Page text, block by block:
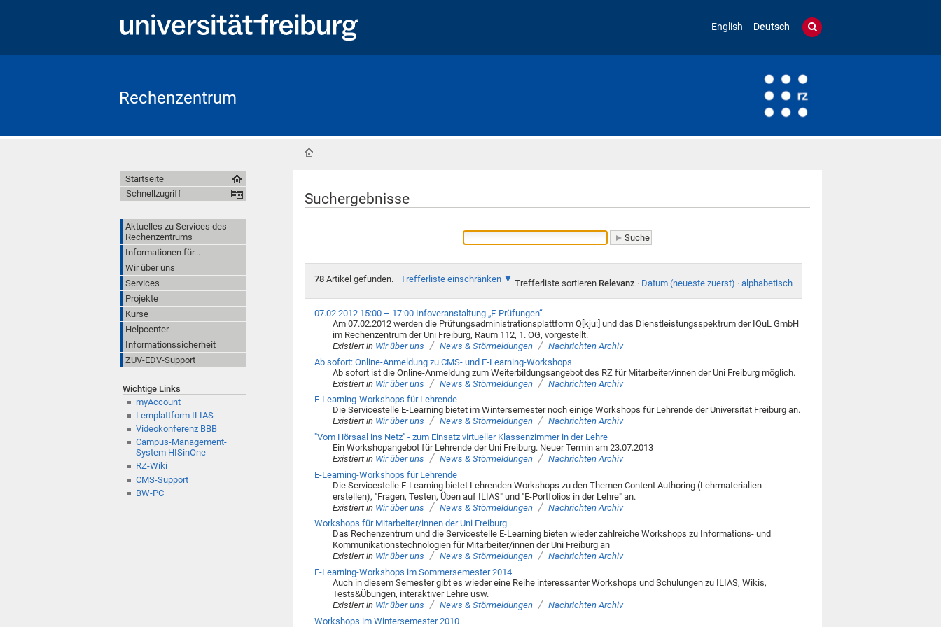
English Deutsch
Rechenzentrum
Suchergebnisse
78Artikel gefunden. Trefferliste einschränken Trefferliste sortieren Relevanz · Datum (neueste zuerst) · alphabetisch
07.02.2012 15:00 – 17:00 Infoveranstaltung „E-Prüfungen“
Am 07.02.2012 werden die Prüfungsadministrationsplattform Q[kju:] und das Dienstleistungsspektrum der IQuL GmbH
im Rechenzentrum der Uni Freiburg, Raum 112, 1. OG, vorgestellt.
Existiert in Wir über uns / News & Störmeldungen / Nachrichten Archiv
Ab sofort: Online-Anmeldung zu CMS- und E-Learning-Workshops
Ab sofort ist die Online-Anmeldung zum Weiterbildungsangebot des RZ für Mitarbeiter/innen der Uni Freiburg möglich.
Existiert in Wir über uns / News & Störmeldungen / Nachrichten Archiv
E-Learning-Workshops für Lehrende
Die Servicestelle E-Learning bietet im Wintersemester noch einige Workshops für Lehrende der Universität Freiburg an.
Existiert in Wir über uns / News & Störmeldungen / Nachrichten Archiv
"Vom Hörsaal ins Netz" - zum Einsatz virtueller Klassenzimmer in der Lehre
Ein Workshopangebot für Lehrende der Uni Freiburg. Neuer Termin am 23.07.2013
Existiert in Wir über uns / News & Störmeldungen / Nachrichten Archiv
E-Learning-Workshops für Lehrende
Die Servicestelle E-Learning bietet Lehrenden Workshops zu den Themen Content Authoring (Lehrmaterialien
erstellen), "Fragen, Testen, Üben auf ILIAS" und "E-Portfolios in der Lehre" an.
Existiert in Wir über uns / News & Störmeldungen / Nachrichten Archiv
Workshops für Mitarbeiter/innen der Uni Freiburg
Das Rechenzentrum und die Servicestelle E-Learning bieten wieder zahlreiche Workshops zu Informations- und
Kommunikationstechnologien für Mitarbeiter/innen der Uni Freiburg an
Existiert in Wir über uns / News & Störmeldungen / Nachrichten Archiv
E-Learning-Workshops im Sommersemester 2014
Auch in diesem Semester gibt es wieder eine Reihe interessanter Workshops und Schulungen zu ILIAS, Wikis,
Tests&Übungen, interaktiver Lehre usw.
Existiert in Wir über uns / News & Störmeldungen / Nachrichten Archiv
Workshops im Wintersemester 2010
Startseite
Schnellzugriff
Aktuelles zu Services des
Rechenzentrums
Informationen für...
Wir über uns
Services
Projekte
Kurse
Helpcenter
Informationssicherheit
ZUV-EDV-Support
Wichtige Links
myAccount
Lernplattform ILIAS
Videokonferenz BBB
Campus-Management-
System HISinOne
RZ-Wiki
CMS-Support
BW-PC